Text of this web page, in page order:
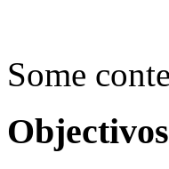
Some
Objectivos